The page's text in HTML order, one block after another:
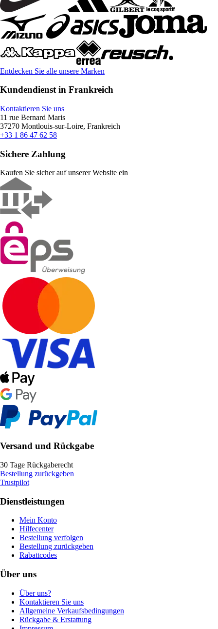
Entdecken Sie alle unsere Marken
Kundendienst in Frankreich
Kontaktieren Sie uns
11 rue Bernard Maris
37270 Montlouis-sur-Loire, Frankreich
+33 1 86 47 62 58
Sichere Zahlung
Kaufen Sie sicher auf unserer Website ein
Versand und Rückgabe
30 Tage Rückgaberecht
Bestellung zurückgeben
Trustpilot
Dienstleistungen
Mein Konto
Hilfecenter
Bestellung verfolgen
Bestellung zurückgeben
Rabattcodes
Über uns
Über uns?
Kontaktieren Sie uns
Allgemeine Verkaufsbedingungen
Rückgabe & Erstattung